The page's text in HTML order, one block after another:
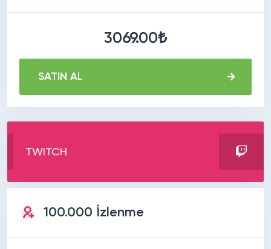
3069.00₺
SATIN AL
TWITCH
100.000 İzlenme